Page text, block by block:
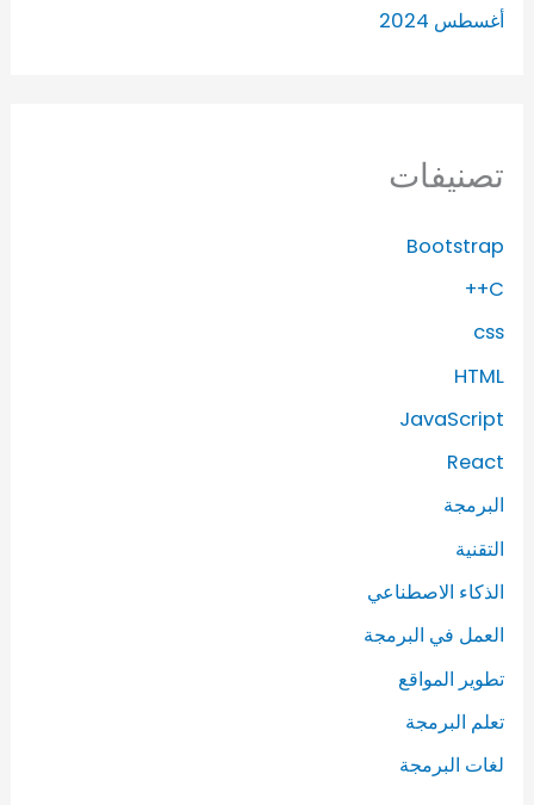
أغسطس 2024
تصنيفات
Bootstrap
C++
css
HTML
JavaScript
React
البرمجة
التقنية
الذكاء الاصطناعي
العمل في البرمجة
تطوير المواقع
تعلم البرمجة
لغات البرمجة